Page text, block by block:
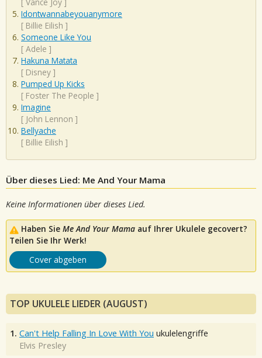
Idontwannabeyouanymore
[ Billie Eilish ]
Someone Like You
[ Adele ]
Hakuna Matata
[ Disney ]
Pumped Up Kicks
[ Foster The People ]
Imagine
[ John Lennon ]
Bellyache
[ Billie Eilish ]
Über dieses Lied: Me And Your Mama
Keine Informationen über dieses Lied.
Haben Sie Me And Your Mama auf Ihrer Ukulele gecovert?
Teilen Sie Ihr Werk!
Cover abgeben
TOP UKULELE LIEDER (AUGUST)
1. Can't Help Falling In Love With You ukulelengriffe
Elvis Presley